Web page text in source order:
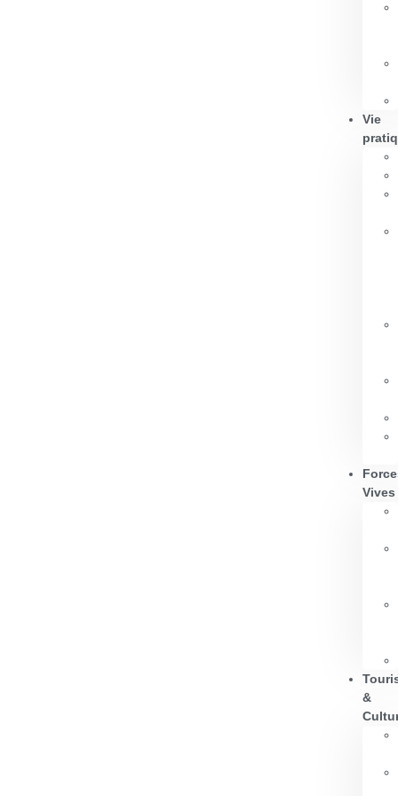
Vie
Vives
&